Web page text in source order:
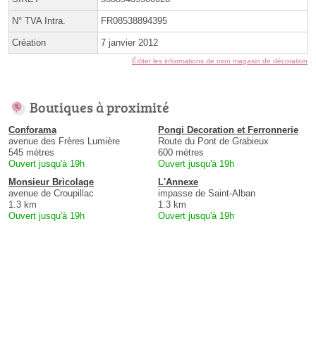
N° TVA Intra. FR08538894395
Création 7 janvier 2012
Éditer les informations de mon magasin de décoration
Boutiques à proximité
Conforama
avenue des Frères Lumière
545 mètres
Ouvert jusqu'à 19h
Pongi Decoration et Ferronnerie
Route du Pont de Grabieux
600 mètres
Ouvert jusqu'à 19h
Monsieur Bricolage
avenue de Croupillac
1.3 km
Ouvert jusqu'à 19h
L'Annexe
impasse de Saint-Alban
1.3 km
Ouvert jusqu'à 19h